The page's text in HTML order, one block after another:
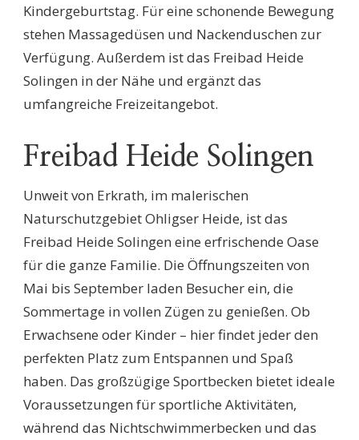
Kindergeburtstag. Für eine schonende Bewegung
stehen Massagedüsen und Nackenduschen zur
Verfügung. Außerdem ist das Freibad Heide
Solingen in der Nähe und ergänzt das
umfangreiche Freizeitangebot.
Freibad Heide Solingen
Unweit von Erkrath, im malerischen
Naturschutzgebiet Ohligser Heide, ist das
Freibad Heide Solingen eine erfrischende Oase
für die ganze Familie. Die Öffnungszeiten von
Mai bis September laden Besucher ein, die
Sommertage in vollen Zügen zu genießen. Ob
Erwachsene oder Kinder – hier findet jeder den
perfekten Platz zum Entspannen und Spaß
haben. Das großzügige Sportbecken bietet ideale
Voraussetzungen für sportliche Aktivitäten,
während das Nichtschwimmerbecken und das